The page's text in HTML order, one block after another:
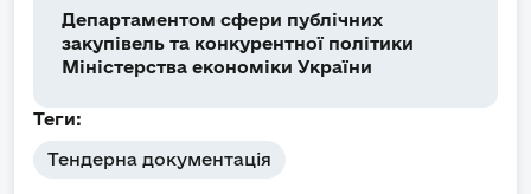
Департаментом сфери публічних
закупівель та конкурентної політики
Міністерства економіки України
Теги:
Тендерна документація